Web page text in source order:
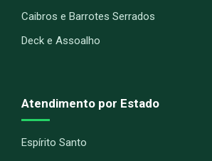
Caibros e Barrotes Serrados
Deck e Assoalho
Atendimento por Estado
Espírito Santo